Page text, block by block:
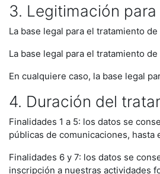
3. Legitimación
La base legal para el tratamiento
La base legal para el tratamiento
En cualquiere caso, la base legal
4. Duración del
Finalidades 1 a 5: los datos se
públicas de comunicaciones,
Finalidades 6 y 7: los datos se
inscripción a nuestras actividades